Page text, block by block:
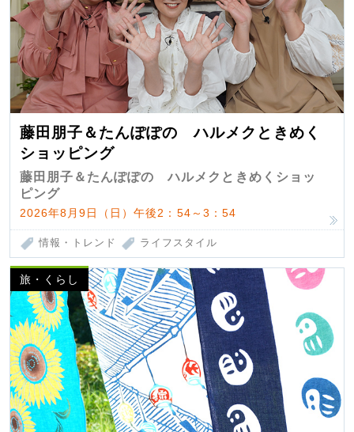
藤田朋子＆たんぽぽの ハルメクときめく
ショッピング
藤田朋子＆たんぽぽの ハルメクときめくショッ
ピング
2026年8月9日（日）午後2：54～3：54
情報・トレンド ライフスタイル
旅・くらし